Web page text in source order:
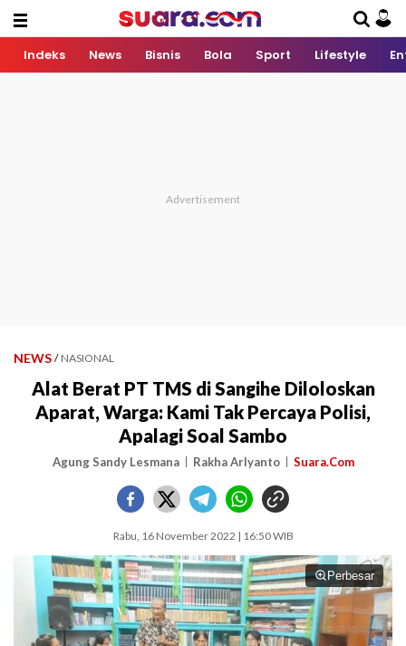
Indeks News Bisnis Bola Sport Lifestyle
NEWS / NASIONAL
Alat Berat PT TMS di Sangihe Diloloskan
Aparat, Warga: Kami Tak Percaya Polisi,
Apalagi Soal Sambo
Agung Sandy Lesmana Rakha Arlyanto Suara.Com
Rabu, 16 November 2022 | 16:50 WIB
Perbesar